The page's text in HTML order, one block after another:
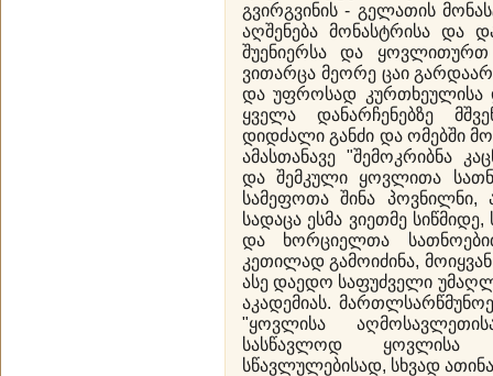
გვირგვინის - გელათის
აღშენება მონასტრისა და
შუენიერსა და
ვითარცა მეორე ცაი
და უფროსად კურთხეულისა
ყველა დანარჩენებზე
დიდძალი განძი და ომებში
ამასთანავე "შემოკრიბნა
და შემკული ყოვლითა
სამეფოთა შინა პოვნილნი,
სადაცა ესმა ვიეთმე
და ხორციელთა
კეთილად გამოიძინა,
ასე დაედო საფუძველი
აკადემიას.
"ყოვლისა
სასწავლოდ ყოვლისა
სწავლულებისად, სხვად